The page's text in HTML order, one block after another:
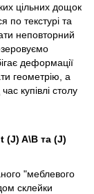
цільних дощок
текстурі та
неповторний
деформації
геометрію, а
купівлі столу
(J) A\B та (J)
"меблевого
склейки